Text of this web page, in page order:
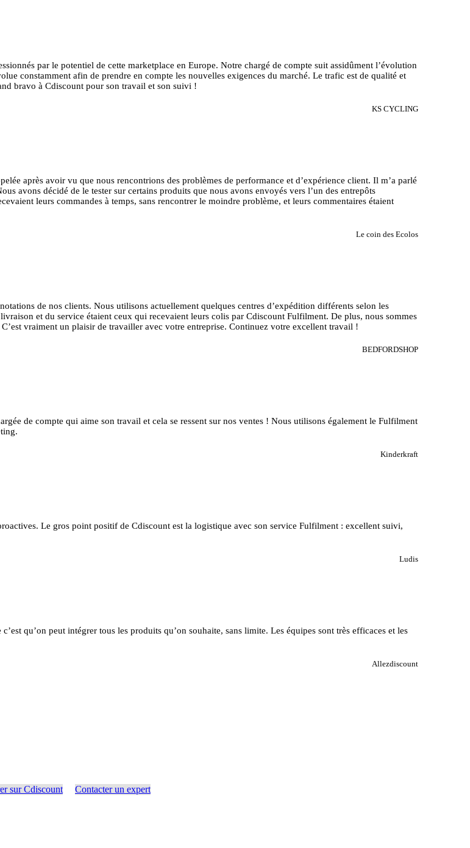
par le potentiel de cette marketplace en Europe. Notre chargé de compte suit assidûment l’évolution
constamment afin de prendre en compte les nouvelles exigences du marché. Le trafic est de qualité et
bravo à Cdiscount pour son travail et son suivi !
KS CYCLING
après avoir vu que nous rencontrions des problèmes de performance et d’expérience client. Il m’a parlé
avons décidé de le tester sur certains produits que nous avons envoyés vers l’un des entrepôts
leurs commandes à temps, sans rencontrer le moindre problème, et leurs commentaires étaient
Le coin des Ecolos
de nos clients. Nous utilisons actuellement quelques centres d’expédition différents selon les
et du service étaient ceux qui recevaient leurs colis par Cdiscount Fulfilment. De plus, nous sommes
vraiment un plaisir de travailler avec votre entreprise. Continuez votre excellent travail !
BEDFORDSHOP
de compte qui aime son travail et cela se ressent sur nos ventes ! Nous utilisons également le Fulfilment
Kinderkraft
Le gros point positif de Cdiscount est la logistique avec son service Fulfilment : excellent suivi,
Ludis
qu’on peut intégrer tous les produits qu’on souhaite, sans limite. Les équipes sont très efficaces et les
Allezdiscount
sur Cdiscount Contacter un expert